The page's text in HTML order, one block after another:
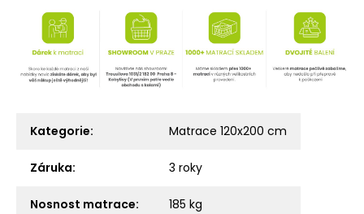
Kategorie: Matrace 120x200 cm
Záruka: 3 roky
Nosnost matrace: 185 kg